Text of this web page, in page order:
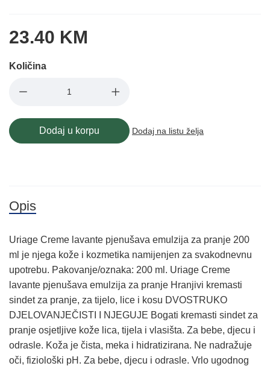
23.40 KM
Količina
Dodaj u korpu Dodaj na listu želja
Opis
Uriage Creme lavante pjenušava emulzija za pranje 200
ml je njega kože i kozmetika namijenjen za svakodnevnu
upotrebu. Pakovanje/oznaka: 200 ml. Uriage Creme
lavante pjenušava emulzija za pranje Hranjivi kremasti
sindet za pranje, za tijelo, lice i kosu DVOSTRUKO
DJELOVANJEČISTI I NJEGUJE Bogati kremasti sindet za
pranje osjetljive kože lica, tijela i vlasišta. Za bebe, djecu i
odrasle. Koža je čista, meka i hidratizirana. Ne nadražuje
oči, fiziološki pH. Za bebe, djecu i odrasle. Vrlo ugodnog